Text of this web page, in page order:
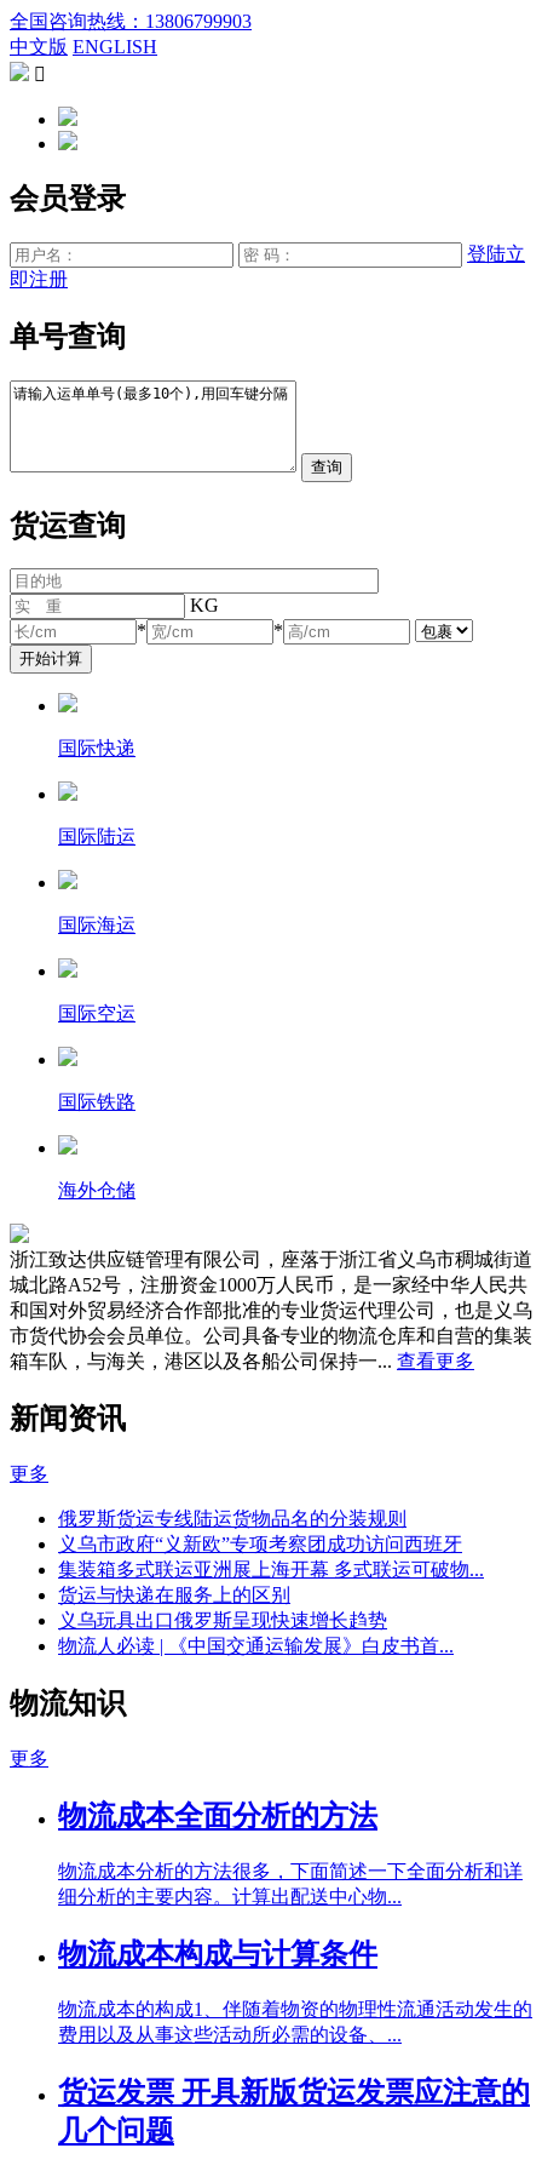
全国咨询热线：13806799903
中文版 ENGLISH

会员登录
登陆立
即注册
单号查询
货运查询
KG
*
*
国际快递
国际陆运
国际海运
国际空运
国际铁路
海外仓储
浙江致达供应链管理有限公司，座落于浙江省义乌市稠城街道
城北路A52号，注册资金1000万人民币，是一家经中华人民共
和国对外贸易经济合作部批准的专业货运代理公司，也是义乌
市货代协会会员单位。公司具备专业的物流仓库和自营的集装
箱车队，与海关，港区以及各船公司保持一... 查看更多
新闻资讯
更多
俄罗斯货运专线陆运货物品名的分装规则
义乌市政府“义新欧”专项考察团成功访问西班牙
集装箱多式联运亚洲展上海开幕 多式联运可破物...
货运与快递在服务上的区别
义乌玩具出口俄罗斯呈现快速增长趋势
物流人必读 | 《中国交通运输发展》白皮书首...
物流知识
更多
物流成本全面分析的方法
物流成本分析的方法很多，下面简述一下全面分析和详
细分析的主要内容。计算出配送中心物...
物流成本构成与计算条件
物流成本的构成1、伴随着物资的物理性流通活动发生的
费用以及从事这些活动所必需的设备、...
货运发票 开具新版货运发票应注意的
几个问题